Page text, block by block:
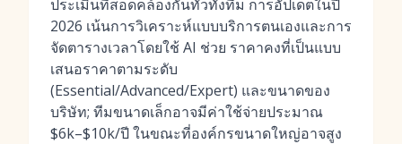
ประเมินที่สอดคล้องกันทั่วทั้งทีม การอัปเดตในปี
2026 เน้นการวิเคราะห์แบบบริการตนเองและการ
จัดตารางเวลาโดยใช้ AI ช่วย ราคาคงที่เป็นแบบ
เสนอราคาตามระดับ
(Essential/Advanced/Expert) และขนาดของ
บริษัท; ทีมขนาดเล็กอาจมีค่าใช้จ่ายประมาณ
$6k–$10k/ปี ในขณะที่องค์กรขนาดใหญ่อาจสูง